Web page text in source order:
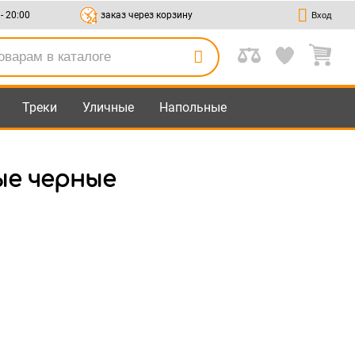
20:00 заказ через корзину Вход
Треки Уличные Напольные
черные